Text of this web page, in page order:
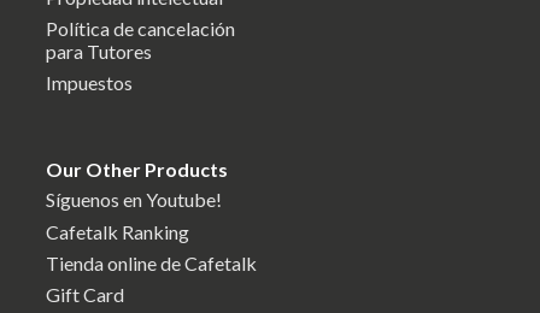
Política de cancelación
para Tutores
Impuestos
Our Other Products
Síguenos en Youtube!
Cafetalk Ranking
Tienda online de Cafetalk
Gift Card